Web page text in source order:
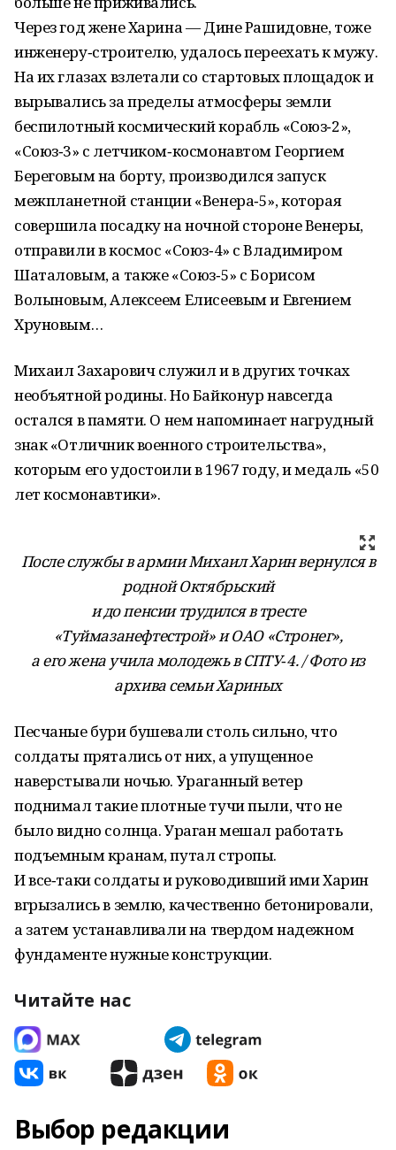
Через год жене Харина — Дине Рашидовне, тоже
инженеру‑строителю, удалось переехать к мужу.
На их глазах взлетали со стартовых площадок и
вырывались за пределы атмосферы земли
беспилотный космический корабль «Союз‑2»,
«Союз‑3» с летчиком‑космонавтом Георгием
Береговым на борту, производился запуск
межпланетной станции «Венера‑5», которая
совершила посадку на ночной стороне Венеры,
отправили в космос «Союз‑4» с Владимиром
Шаталовым, а также «Союз‑5» с Борисом
Волыновым, Алексеем Елисеевым и Евгением
Хруновым…
Михаил Захарович служил и в других точках
необъятной родины. Но Байконур навсегда
остался в памяти. О нем напоминает нагрудный
знак «Отличник военного строительства»,
которым его удостоили в 1967 году, и медаль «50
лет космонавтики».
После службы в армии Михаил Харин вернулся в
родной Октябрьский
и до пенсии трудился в тресте
«Туймазанефтестрой» и ОАО «Стронег»,
а его жена учила молодежь в СПТУ‑4. / Фото из
архива семьи Хариных
Песчаные бури бушевали столь сильно, что
солдаты прятались от них, а упущенное
наверстывали ночью. Ураганный ветер
поднимал такие плотные тучи пыли, что не
было видно солнца. Ураган мешал работать
подъемным кранам, путал стропы.
И все‑таки солдаты и руководивший ими Харин
вгрызались в землю, качественно бетонировали,
а затем устанавливали на твердом надежном
фундаменте нужные конструкции.
Читайте нас
Выбор редакции